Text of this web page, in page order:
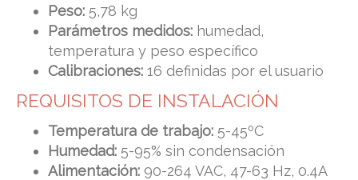
Peso: 5,78 kg
Parámetros medidos: humedad,
temperatura y peso específico
Calibraciones: 16 definidas por el usuario
REQUISITOS DE INSTALACIÓN
Temperatura de trabajo: 5-45ºC
Humedad: 5-95% sin condensación
Alimentación: 90-264 VAC, 47-63 Hz, 0.4A